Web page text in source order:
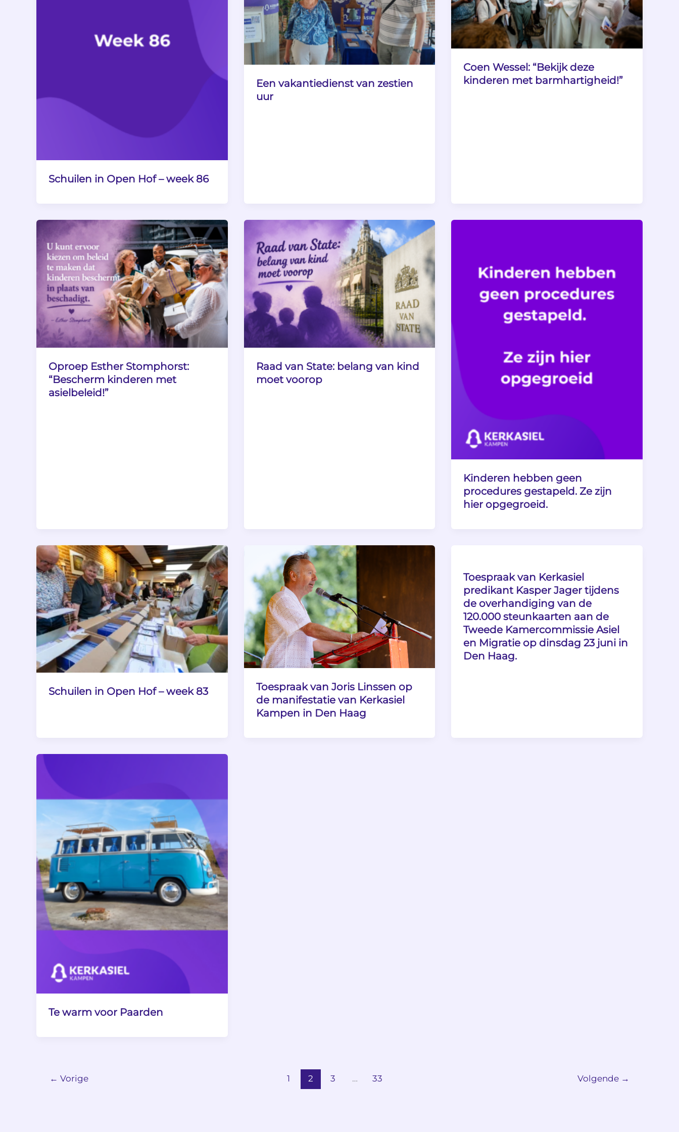
Schuilen in Open Hof – week 86
Een vakantiedienst van zestien
uur
Coen Wessel: “Bekijk deze
kinderen met barmhartigheid!”
Oproep Esther Stomphorst:
“Bescherm kinderen met
asielbeleid!”
Raad van State: belang van kind
moet voorop
Kinderen hebben geen
procedures gestapeld. Ze zijn
hier opgegroeid.
Schuilen in Open Hof – week 83
Toespraak van Joris Linssen op
de manifestatie van Kerkasiel
Kampen in Den Haag
Toespraak van Kerkasiel
predikant Kasper Jager tijdens
de overhandiging van de
120.000 steunkaarten aan de
Tweede Kamercommissie Asiel
en Migratie op dinsdag 23 juni in
Den Haag.
Te warm voor Paarden
← Vorige 1 2 3 … 33 Volgende →